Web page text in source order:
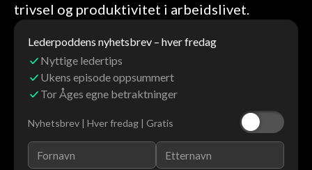
trivsel og produktivitet i arbeidslivet.
Lederpoddens nyhetsbrev – hver fredag
Nyttige ledertips
Ukens episode oppsummert
Tor Åges egne betraktninger
Nyhetsbrev | Hver fredag | Gratis